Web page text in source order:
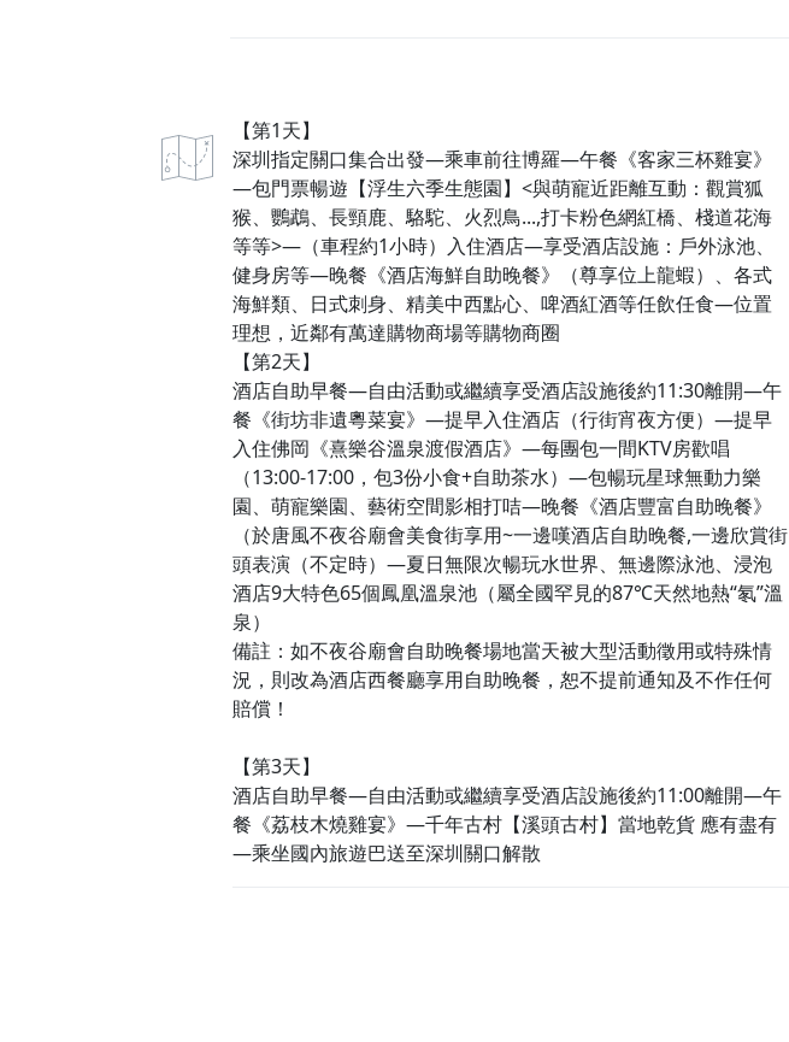
【第1天】
深圳指定關口集合出發—乘車前往博羅—午餐《客家三杯雞宴》
—包門票暢遊【浮生六季生態園】<與萌寵近距離互動：觀賞狐
猴、鸚鵡、長頸鹿、駱駝、火烈鳥...,打卡粉色網紅橋、棧道花海
等等>—（車程約1小時）入住酒店—享受酒店設施：戶外泳池、
健身房等—晚餐《酒店海鮮自助晚餐》（尊享位上龍蝦）、各式
海鮮類、日式刺身、精美中西點心、啤酒紅酒等任飲任食—位置
理想，近鄰有萬達購物商場等購物商圈
【第2天】
酒店自助早餐—自由活動或繼續享受酒店設施後約11:30離開—午
餐《街坊非遺粵菜宴》—提早入住酒店（行街宵夜方便）—提早
入住佛岡《熹樂谷溫泉渡假酒店》—每團包一間KTV房歡唱
（13:00-17:00，包3份小食+自助茶水）—包暢玩星球無動力樂
園、萌寵樂園、藝術空間影相打咭—晚餐《酒店豐富自助晚餐》
（於唐風不夜谷廟會美食街享用~一邊嘆酒店自助晚餐,一邊欣賞街
頭表演（不定時）—夏日無限次暢玩水世界、無邊際泳池、浸泡
酒店9大特色65個鳳凰溫泉池（屬全國罕見的87℃天然地熱“氡”溫
泉）
備註：如不夜谷廟會自助晚餐場地當天被大型活動徵用或特殊情
況，則改為酒店西餐廳享用自助晚餐，恕不提前通知及不作任何
賠償！
【第3天】
酒店自助早餐—自由活動或繼續享受酒店設施後約11:00離開—午
餐《荔枝木燒雞宴》—千年古村【溪頭古村】當地乾貨 應有盡有
—乘坐國內旅遊巴送至深圳關口解散